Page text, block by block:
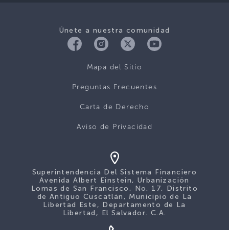
Únete a nuestra comunidad
Mapa del Sitio
Preguntas Frecuentes
Carta de Derecho
Aviso de Privacidad
Superintendencia Del Sistema Financiero
Avenida Albert Einstein, Urbanización
Lomas de San Francisco, No. 17, Distrito
de Antiguo Cuscatlán, Municipio de La
Libertad Este, Departamento de La
Libertad, El Salvador. C.A.